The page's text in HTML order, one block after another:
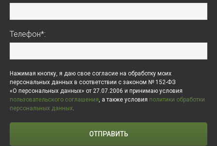
Телефон*:
Нажимая кнопку, я даю свое согласие на обработку моих
персональных данных в соответствии с законом № 152-ФЗ
«О персональных данных» от 27.07.2006 и принимаю условия
пользовательского соглашения, а также условия политики обработки
персональных данных.
ОТПРАВИТЬ